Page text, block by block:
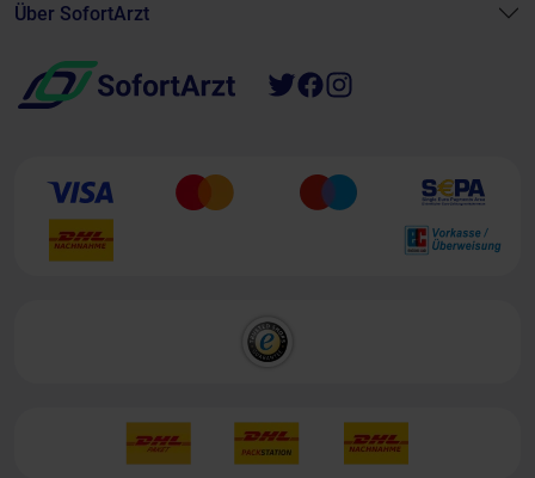
Über SofortArzt